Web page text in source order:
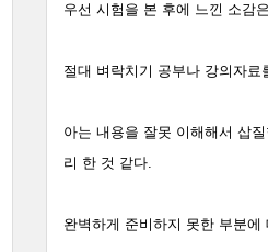
우선 시험을 본 후에 느낀 소감
절대 벼락치기 공부나 강의자
아는 내용을 잘못 이해해서 삽
리 한 것 같다.
완벽하게 준비하지 못한 부분